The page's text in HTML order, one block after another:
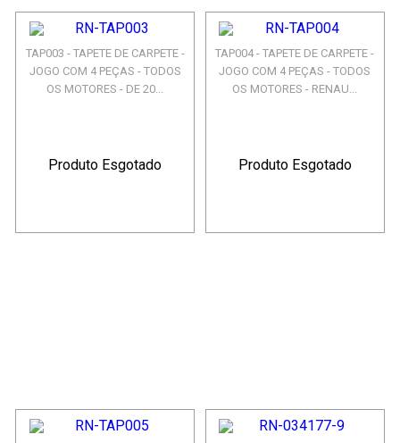
TAP003 - TAPETE DE CARPETE -
JOGO COM 4 PEÇAS - TODOS
OS MOTORES - DE 20...
Produto Esgotado
TAP004 - TAPETE DE CARPETE -
JOGO COM 4 PEÇAS - TODOS
OS MOTORES - RENAU...
Produto Esgotado